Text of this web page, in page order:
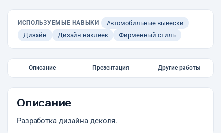
ИСПОЛЬЗУЕМЫЕ НАВЫКИ
Автомобильные вывески
Дизайн
Дизайн наклеек Фирменный стиль
Описание Презентация Другие работы
Описание
Разработка дизайна деколя.